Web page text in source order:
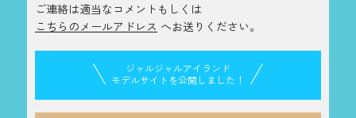
ご連絡は適当なコメントもしくは
こちらのメールアドレス へお送りください。
ジャルジャルアイランド
モデルサイトを公開しました！